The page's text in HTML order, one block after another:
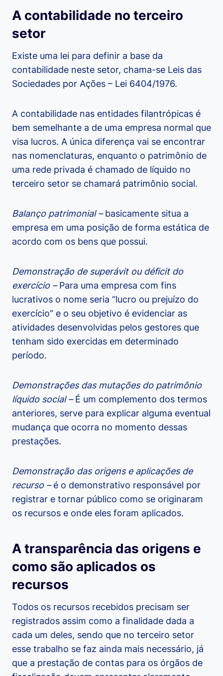
A contabilidade no terceiro
setor
Existe uma lei para definir a base da
contabilidade neste setor, chama-se Leis das
Sociedades por Ações – Lei 6404/1976.
A contabilidade nas entidades filantrópicas é
bem semelhante a de uma empresa normal que
visa lucros. A única diferença vai se encontrar
nas nomenclaturas, enquanto o patrimônio de
uma rede privada é chamado de líquido no
terceiro setor se chamará patrimônio social.
Balanço patrimonial –basicamente situa a
empresa em uma posição de forma estática de
acordo com os bens que possui.
Demonstração de superávit ou déficit do
exercício –Para uma empresa com fins
lucrativos o nome seria “lucro ou prejuízo do
exercício” e o seu objetivo é evidenciar as
atividades desenvolvidas pelos gestores que
tenham sido exercidas em determinado
período.
Demonstrações das mutações do patrimônio
líquido social –É um complemento dos termos
anteriores, serve para explicar alguma eventual
mudança que ocorra no momento dessas
prestações.
Demonstração das origens e aplicações de
recurso –é o demonstrativo responsável por
registrar e tornar público como se originaram
os recursos e onde eles foram aplicados.
A transparência das origens e
como são aplicados os
recursos
Todos os recursos recebidos precisam ser
registrados assim como a finalidade dada a
cada um deles, sendo que no terceiro setor
esse trabalho se faz ainda mais necessário, já
que a prestação de contas para os órgãos de